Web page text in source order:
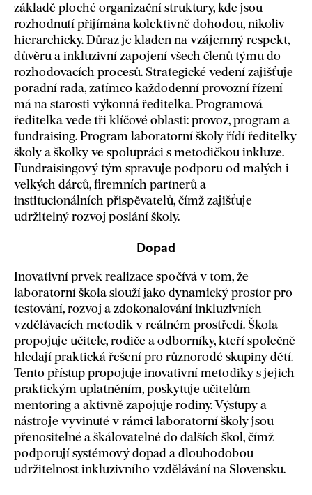
základě ploché organizační struktury, kde jsou
rozhodnutí přijímána kolektivně dohodou, nikoliv
hierarchicky. Důraz je kladen na vzájemný respekt,
důvěru a inkluzivní zapojení všech členů týmu do
rozhodovacích procesů. Strategické vedení zajišťuje
poradní rada, zatímco každodenní provozní řízení
má na starosti výkonná ředitelka. Programová
ředitelka vede tři klíčové oblasti: provoz, program a
fundraising. Program laboratorní školy řídí ředitelky
školy a školky ve spolupráci s metodičkou inkluze.
Fundraisingový tým spravuje podporu od malých i
velkých dárců, firemních partnerů a
institucionálních přispěvatelů, čímž zajišťuje
udržitelný rozvoj poslání školy.
Dopad
Inovativní prvek realizace spočívá v tom, že
laboratorní škola slouží jako dynamický prostor pro
testování, rozvoj a zdokonalování inkluzivních
vzdělávacích metodik v reálném prostředí. Škola
propojuje učitele, rodiče a odborníky, kteří společně
hledají praktická řešení pro různorodé skupiny dětí.
Tento přístup propojuje inovativní metodiky s jejich
praktickým uplatněním, poskytuje učitelům
mentoring a aktivně zapojuje rodiny. Výstupy a
nástroje vyvinuté v rámci laboratorní školy jsou
přenositelné a škálovatelné do dalších škol, čímž
podporují systémový dopad a dlouhodobou
udržitelnost inkluzivního vzdělávání na Slovensku.